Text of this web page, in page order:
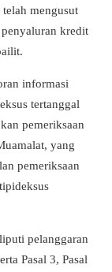
mengusut
kredit
informasi
tertanggal
pemeriksaan
yang
pemeriksaan
pelanggaran
Pasal 3, Pasal